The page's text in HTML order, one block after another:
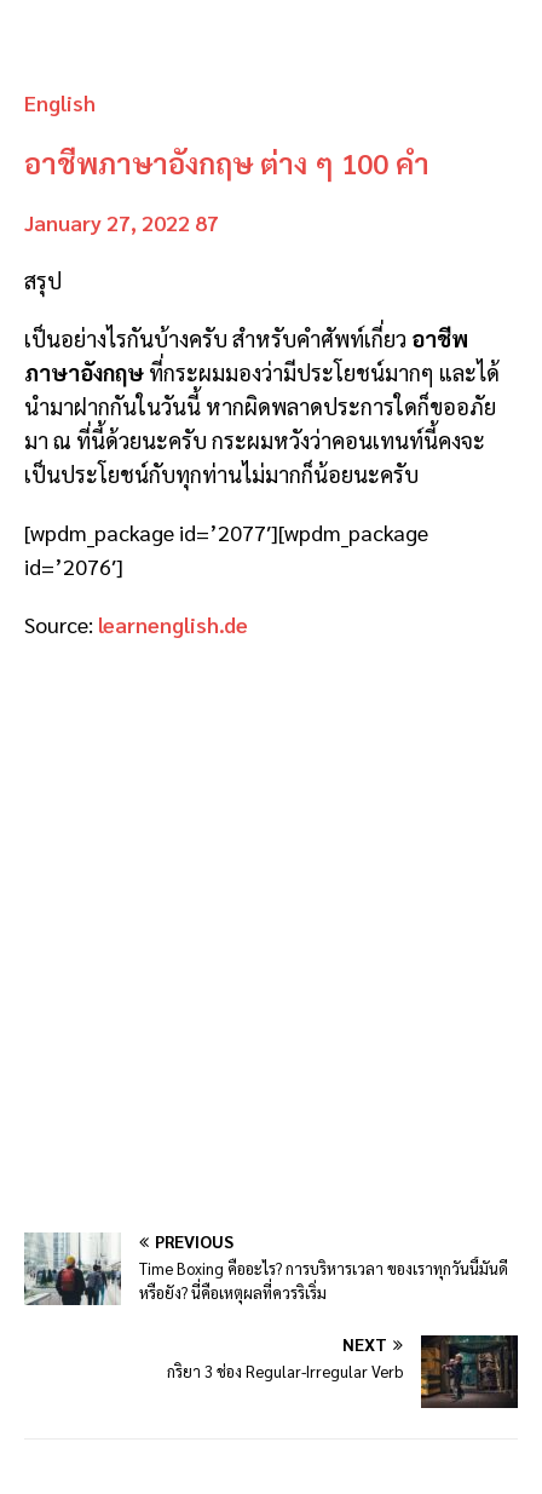
English
อาชีพภาษาอังกฤษ ต่าง ๆ 100 คำ
January 27, 2022 87
สรุป
เป็นอย่างไรกันบ้างครับ สำหรับคำศัพท์เกี่ยว อาชีพ
ภาษาอังกฤษ ที่กระผมมองว่ามีประโยชน์มากๆ และได้
นำมาฝากกันในวันนี้ หากผิดพลาดประการใดก็ขออภัย
มา ณ ที่นี้ด้วยนะครับ กระผมหวังว่าคอนเทนท์นี้คงจะ
เป็นประโยชน์กับทุกท่านไม่มากก็น้อยนะครับ
[wpdm_package id=’2077′][wpdm_package
id=’2076′]
Source: learnenglish.de
PREVIOUS
Time Boxing คืออะไร? การบริหารเวลา ของเราทุกวันนี้มันดี
หรือยัง? นี่คือเหตุผลที่ควรริเริ่ม
NEXT
กริยา 3 ช่อง Regular-Irregular Verb